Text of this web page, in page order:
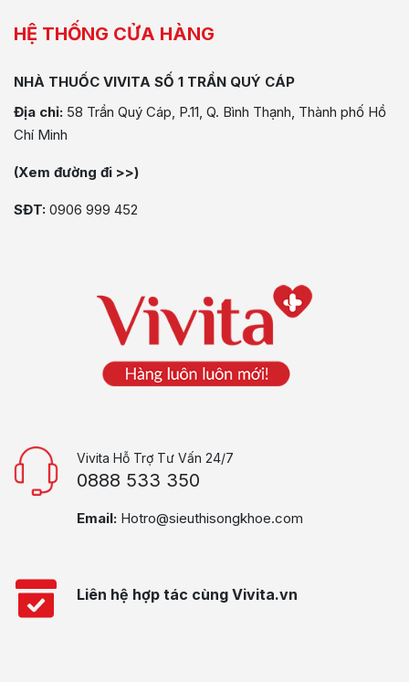
HỆ THỐNG CỬA HÀNG
NHÀ THUỐC VIVITA SỐ 1 TRẦN QUÝ CÁP
Địa chỉ: 58 Trần Quý Cáp, P.11, Q. Bình Thạnh, Thành phố Hồ
Chí Minh
(Xem đường đi >>)
SĐT: 0906 999 452
Vivita Hỗ Trợ Tư Vấn 24/7
0888 533 350
Email: Hotro@sieuthisongkhoe.com
Liên hệ hợp tác cùng Vivita.vn